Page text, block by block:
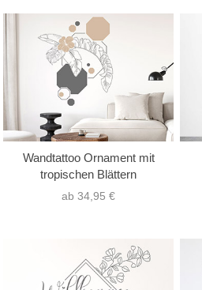
Wandtattoo Ornament mit
tropischen Blättern
ab 34,95 €